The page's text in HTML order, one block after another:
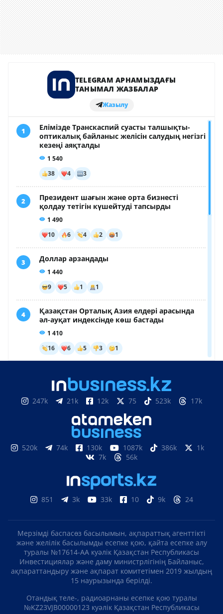
247k 21k 12k 75 523k 17k
520k 74k 130k 1087k 386k
1k
7k
56k
851 3k 33k 10 9k 24
Мерзімді баспасөз басылымын, ақпараттық агенттікті
және желілік басылымды есепке қою, қайта есепке алу
туралы №17614-АА куәлік Қазақстан Республикасы
Инвестициялар және даму министрлігінің Байланыс,
ақпараттандыру және ақпарат комитетімен 2019 жылдың
15 наурызында берілді.
Отандық теле-, радиоарнаны есепке қою туралы
№KZ23VJB00000123 куәлік Қазақстан Республикасы